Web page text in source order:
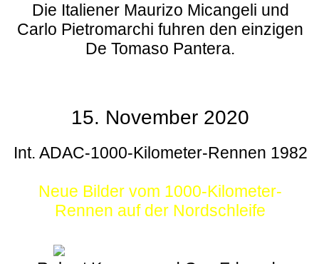
Die Italiener Maurizo Micangeli und
Carlo Pietromarchi fuhren den einzigen
De Tomaso Pantera.
15. November 2020
Int. ADAC-1000-Kilometer-Rennen 1982
Neue Bilder vom 1000-Kilometer-
Rennen auf der Nordschleife